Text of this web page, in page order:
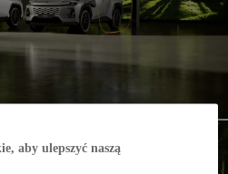
aby ulepszyć naszą